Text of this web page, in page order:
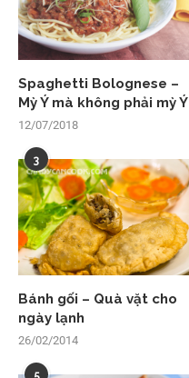
Spaghetti Bolognese –
Mỳ Ý mà không phải mỳ Ý
12/07/2018
3
Bánh gối – Quà vặt cho
ngày lạnh
26/02/2014